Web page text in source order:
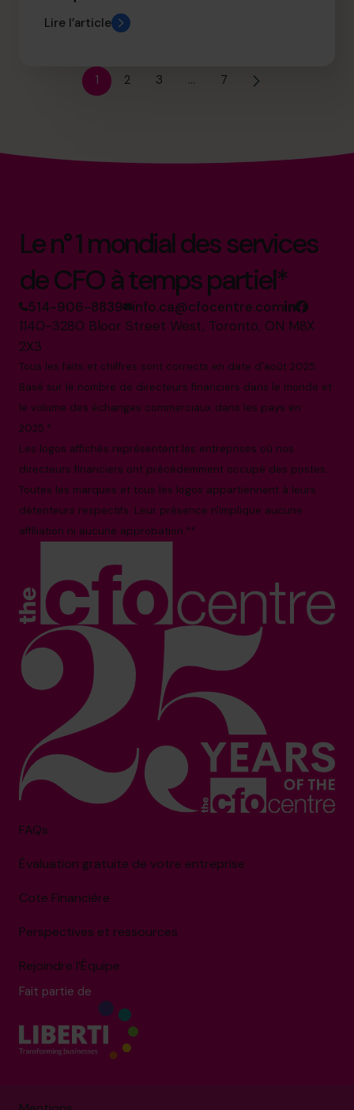
Lire l’article
1 2 3 … 7
Le n° 1 mondial des services
de CFO à temps partiel*
514-906-8839 info.ca@cfocentre.com
1140-3280 Bloor Street West, Toronto, ON M8X
2X3
Tous les faits et chiffres sont corrects en date d'août 2025.
Basé sur le nombre de directeurs financiers dans le monde et
le volume des échanges commerciaux dans les pays en
2025.*
Les logos affichés représentent les entreprises où nos
directeurs financiers ont précédemment occupé des postes.
Toutes les marques et tous les logos appartiennent à leurs
détenteurs respectifs. Leur présence n'implique aucune
affiliation ni aucune approbation.**
FAQs
Évaluation gratuite de votre entreprise
Cote Financière
Perspectives et ressources
Rejoindre l’Équipe
Fait partie de